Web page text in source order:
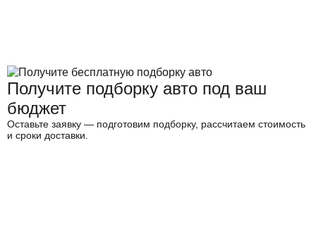
Получите подборку авто под ваш
бюджет
Оставьте заявку — подготовим подборку, рассчитаем стоимость
и сроки доставки.